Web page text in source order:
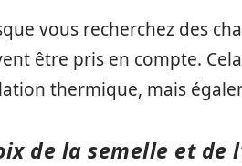
vous recherchez des
être pris en compte.
thermique, mais
de la semelle et de